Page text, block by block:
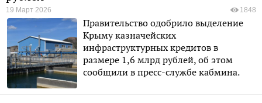
19 Март 2026 1848
Правительство одобрило выделение
Крыму казначейских
инфраструктурных кредитов в
размере 1,6 млрд рублей, об этом
сообщили в пресс-службе кабмина.